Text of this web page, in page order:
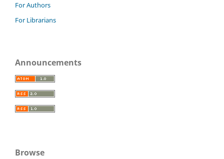
For Authors
For Librarians
Announcements
Browse